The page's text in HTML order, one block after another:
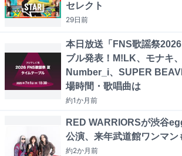
セレクト
29日前
本日放送「FNS歌謡祭
ブル発表！M!LK、モナキ
Number_i、SUPER
場時間・歌唱曲は
約1か月前
RED WARRIORSが渋谷
公演、来年武道館ワンマン
約2か月前